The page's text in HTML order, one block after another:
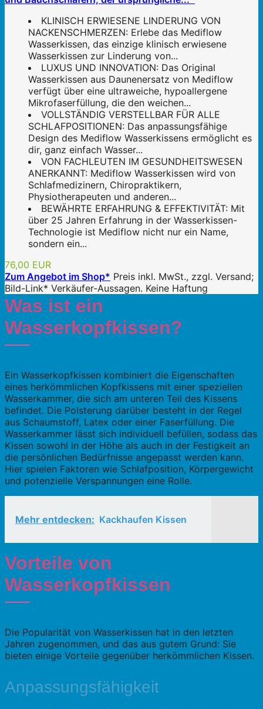
KLINISCH ERWIESENE LINDERUNG VON
NACKENSCHMERZEN: Erlebe das Mediflow
Wasserkissen, das einzige klinisch erwiesene
Wasserkissen zur Linderung von...
LUXUS UND INNOVATION: Das Original
Wasserkissen aus Daunenersatz von Mediflow
verfügt über eine ultraweiche, hypoallergene
Mikrofaserfüllung, die den weichen...
VOLLSTÄNDIG VERSTELLBAR FÜR ALLE
SCHLAFPOSITIONEN: Das anpassungsfähige
Design des Mediflow Wasserkissens ermöglicht es
dir, ganz einfach Wasser...
VON FACHLEUTEN IM GESUNDHEITSWESEN
ANERKANNT: Mediflow Wasserkissen wird von
Schlafmedizinern, Chiropraktikern,
Physiotherapeuten und anderen...
BEWÄHRTE ERFAHRUNG & EFFEKTIVITÄT: Mit
über 25 Jahren Erfahrung in der Wasserkissen-
Technologie ist Mediflow nicht nur ein Name,
sondern ein...
76,00 EUR
Zum Angebot im Shop* Preis inkl. MwSt., zzgl. Versand;
Bild-Link* Verkäufer-Aussagen. Keine Haftung
Was ist ein
Wasserkopfkissen?
Ein Wasserkopfkissen kombiniert die Eigenschaften
eines herkömmlichen Kopfkissens mit einer speziellen
Wasserkammer, die sich am unteren Teil des Kissens
befindet. Die Polsterung darüber besteht in der Regel
aus Schaumstoff, Latex oder einer Faserfüllung. Die
Wasserkammer lässt sich individuell befüllen, sodass das
Kissen sowohl in der Höhe als auch in der Festigkeit an
die persönlichen Bedürfnisse angepasst werden kann.
Hier spielen Faktoren wie Schlafposition, Körpergewicht
und potenzielle Verspannungen eine Rolle.
Mehr entdecken: Kackhaufen Kissen
Vorteile von
Wasserkopfkissen
Die Popularität von Wasserkissen hat in den letzten
Jahren zugenommen, und das aus gutem Grund: Sie
bieten einige Vorteile gegenüber herkömmlichen Kissen.
Anpassungsfähigkeit